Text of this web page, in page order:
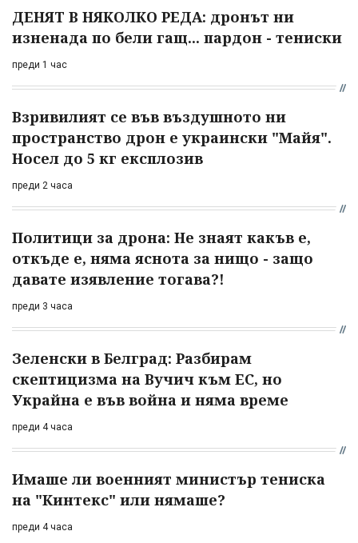
ДЕНЯТ В НЯКОЛКО РЕДА: дронът ни
изненада по бели гащ... пардон - тениски
преди 1 час
Взривилият се във въздушното ни
пространство дрон е украински "Майя".
Носел до 5 кг експлозив
преди 2 часа
Политици за дрона: Не знаят какъв е,
откъде е, няма яснота за нищо - защо
давате изявление тогава?!
преди 3 часа
Зеленски в Белград: Разбирам
скептицизма на Вучич към ЕС, но
Украйна е във война и няма време
преди 4 часа
Имаше ли военният министър тениска
на "Кинтекс" или нямаше?
преди 4 часа